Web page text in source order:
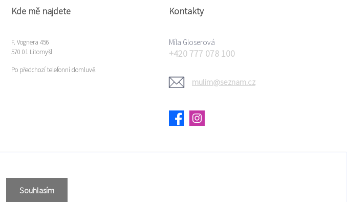
Kde mě najdete
F. Vognera 456
570 01 Litomyšl
Po předchozí telefonní domluvě.
Kontakty
Míla Gloserová
+420 777 078 100
mulim@seznam.cz
Souhlasím